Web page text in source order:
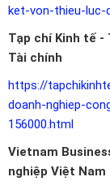
ket-von-thieu-luc-
Tạp chí Kinh tế -
Tài chính
https://
doanh-nghiep-
156000.html
Vietnam
nghiệp Việt Nam